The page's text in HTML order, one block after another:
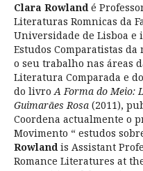
Clara Rowlandé
Literaturas Romnicas da
Universidade de Lisboa e
Estudos Comparatistas
o seu trabalho nas áreas
Literatura Comparada e
do livroA Forma do Meio:
Guimarães Rosa(2011),
Coordena actualmente o
Movimento “ estudos
Rowlandis Assistant
Romance Literatures at